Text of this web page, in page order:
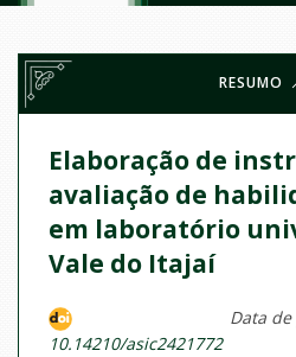
RESUMO
Elaboração de
avaliação de
em laboratório
Vale do Itajaí
10.14210/asic2421772
Data